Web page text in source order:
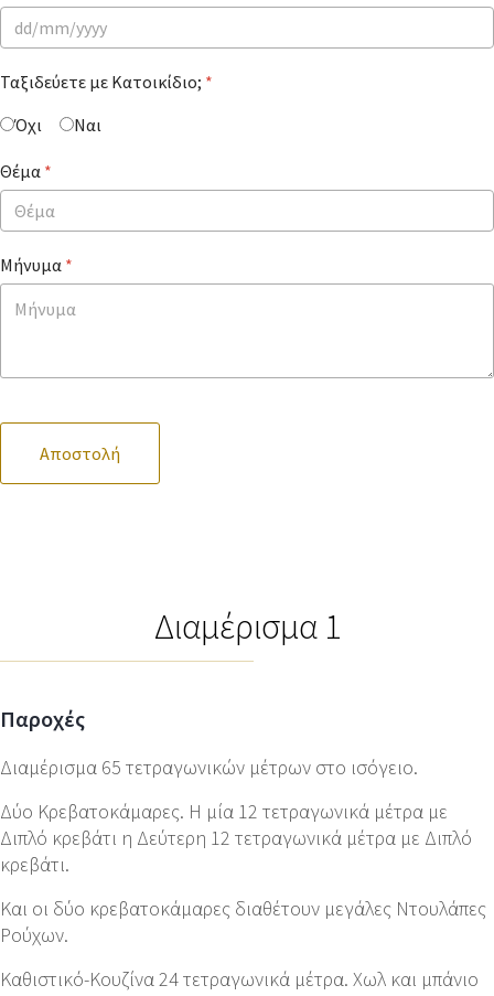
Ταξιδεύετε με Κατοικίδιο; *
Όχι
Ναι
Θέμα *
Μήνυμα *
Αποστολή
Διαμέρισμα 1
Παροχές
Διαμέρισμα 65 τετραγωνικών μέτρων στο ισόγειο.
Δύο Κρεβατοκάμαρες. Η μία 12 τετραγωνικά μέτρα με
Διπλό κρεβάτι η Δεύτερη 12 τετραγωνικά μέτρα με Διπλό
κρεβάτι.
Και οι δύο κρεβατοκάμαρες διαθέτουν μεγάλες Ντουλάπες
Ρούχων.
Καθιστικό-Κουζίνα 24 τετραγωνικά μέτρα. Χωλ και μπάνιο